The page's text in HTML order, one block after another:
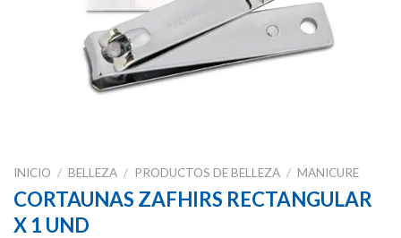
INICIO / BELLEZA / PRODUCTOS DE BELLEZA / MANICURE
CORTAUNAS ZAFHIRS RECTANGULAR
X 1 UND